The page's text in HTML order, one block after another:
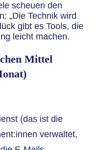
scheuen den
„Die Technik wird
gibt es Tools, die
leicht machen.
Mittel
(das ist die
verwaltet,